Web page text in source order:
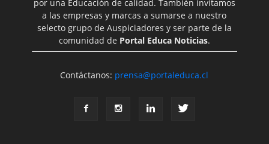
por una Educación de calidad. También invitamos
a las empresas y marcas a sumarse a nuestro
selecto grupo de Auspiciadores y ser parte de la
comunidad de Portal Educa Noticias.
Contáctanos: prensa@portaleduca.cl